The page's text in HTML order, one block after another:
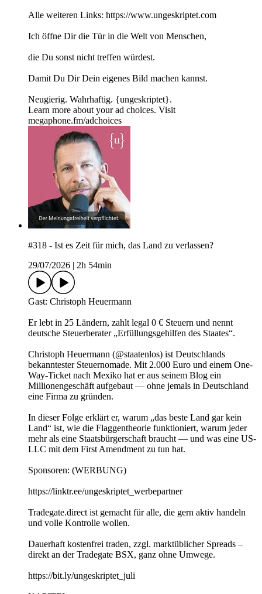
Alle weiteren Links: https://www.ungeskriptet.com
Ich öffne Dir die Tür in die Welt von Menschen,
die Du sonst nicht treffen würdest.
Damit Du Dir Dein eigenes Bild machen kannst.
Neugierig. Wahrhaftig. {ungeskriptet}.
Learn more about your ad choices. Visit
megaphone.fm/adchoices
#318 - Ist es Zeit für mich, das Land zu verlassen?
29/07/2026
2h 54min
Gast: Christoph Heuermann
Er lebt in 25 Ländern, zahlt legal 0 € Steuern und nennt
deutsche Steuerberater „Erfüllungsgehilfen des Staates“.
Christoph Heuermann (@staatenlos) ist Deutschlands
bekanntester Steuernomade. Mit 2.000 Euro und einem One-
Way-Ticket nach Mexiko hat er aus seinem Blog ein
Millionengeschäft aufgebaut — ohne jemals in Deutschland
eine Firma zu gründen.
In dieser Folge erklärt er, warum „das beste Land gar kein
Land“ ist, wie die Flaggentheorie funktioniert, warum jeder
mehr als eine Staatsbürgerschaft braucht — und was eine US-
LLC mit dem First Amendment zu tun hat.
Sponsoren: (WERBUNG)
https://linktr.ee/ungeskriptet_werbepartner
Tradegate.direct ist gemacht für alle, die gern aktiv handeln
und volle Kontrolle wollen.
Dauerhaft kostenfrei traden, zzgl. marktüblicher Spreads –
direkt an der Tradegate BSX, ganz ohne Umwege.
https://bit.ly/ungeskriptet_juli